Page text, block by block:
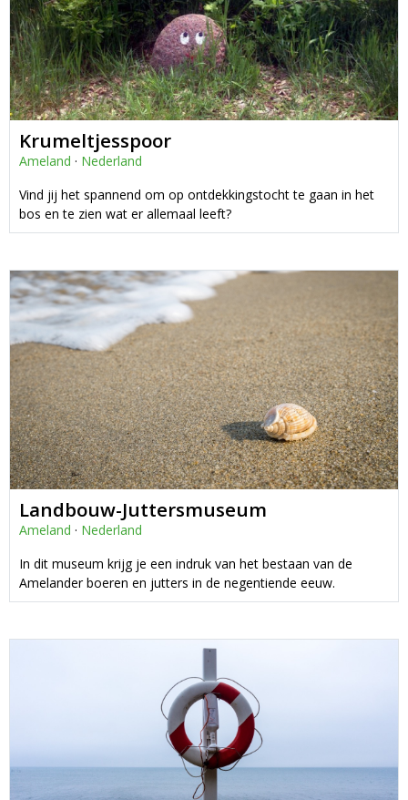
Krumeltjesspoor
Ameland · Nederland
Vind jij het spannend om op ontdekkingstocht te gaan in het
bos en te zien wat er allemaal leeft?
Landbouw-Juttersmuseum
Ameland · Nederland
In dit museum krijg je een indruk van het bestaan van de
Amelander boeren en jutters in de negentiende eeuw.